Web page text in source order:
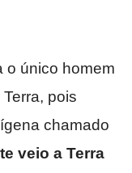
o único homem
pois
chamado
veio a Terra